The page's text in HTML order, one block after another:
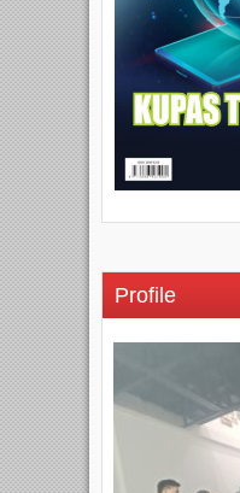
Profile